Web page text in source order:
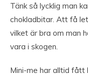
Tänk så lycklig man
chokladbitar. Att få
vilket är bra om man
vara i skogen.
Mini-me har alltid fått